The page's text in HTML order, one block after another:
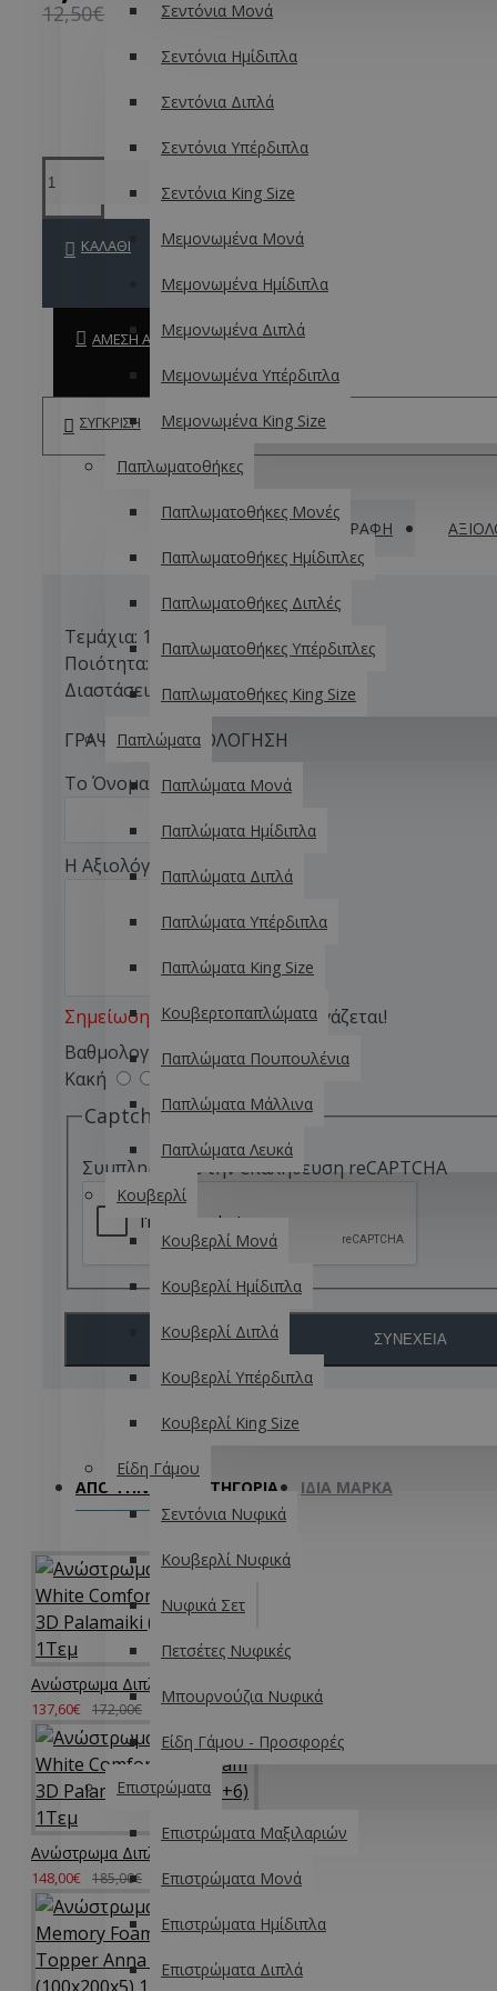
King Size
Κουβέρτες Πικέ
Μονές
Ημίδιπλες
Υπέρδιπλες
Κουβέρτες Ηλεκτρικές
Κουβέρτες Πλεκτές
Κουβέρτες Μάλλινες-Γούνινες
Σεντόνια Μονά
Σεντόνια Ημίδιπλα
Σεντόνια Διπλά
Σεντόνια Υπέρδιπλα
Σεντόνια King Size
Μεμονωμένα Μονά
Μεμονωμένα Ημίδιπλα
Μεμονωμένα Διπλά
Μεμονωμένα Υπέρδιπλα
Μεμονωμένα King Size
Παπλωματοθήκες
Παπλωματοθήκες Μονές
Παπλωματοθήκες Ημίδιπλες
Παπλωματοθήκες Διπλές
Παπλωματοθήκες Υπέρδιπλες
Παπλωματοθήκες King Size
Παπλώματα
Παπλώματα Μονά
Παπλώματα Ημίδιπλα
Παπλώματα Διπλά
Παπλώματα Υπέρδιπλα
Παπλώματα King Size
Κουβερτοπαπλώματα
Παπλώματα Πουπουλένια
Παπλώματα Μάλλινα
Παπλώματα Λευκά
Κουβερλί
Κουβερλί Μονά
Κουβερλί Ημίδιπλα
Κουβερλί Διπλά
Κουβερλί Υπέρδιπλα
Κουβερλί King Size
Είδη Γάμου
Σεντόνια Νυφικά
Κουβερλί Νυφικά
Νυφικά Σετ
Πετσέτες Νυφικές
Μπουρνούζια Νυφικά
Είδη Γάμου - Προσφορές
Επιστρώματα
Επιστρώματα Μαξιλαριών
Επιστρώματα Μονά
Επιστρώματα Ημίδιπλα
Επιστρώματα Διπλά
12,50€
ΚΑΛΆΘΙ
ΆΜΕΣΗ ΑΓΟΡΆ
ΣΎΓΚΡΙΣΗ
ΠΕΡΙΓΡΑΦΉ
Τεμάχια: 1 Διακοσμητικό 45x45
Ποιότητα: 100% Microfiber ReaCTive
Διαστάσεις: 45x45
ΓΡΆΨΤΕ ΜΙΑ ΑΞΙΟΛΌΓΗΣΗ
Το Όνομα σας
Η Αξιολόγηση σας
Σημείωση: η HTML δεν επεξεργάζεται!
Βαθμολογία
Κακή
Captcha
Συμπληρώστε την επαλήθευση reCAPTCHA
ΣΥΝΈΧΕΙΑ
ΑΠΌ ΤΗΝ ΊΔΙΑ ΚΑΤΗΓΌΡΙΑ ΊΔΙΑ ΜΆΡΚΑ
Ανώστρωμα Διπλό White Comfort Top Foam 3D Palamaiki (140x200+6) 1Τεμ
137,60€ 172,00€
148,00€ 185,00€